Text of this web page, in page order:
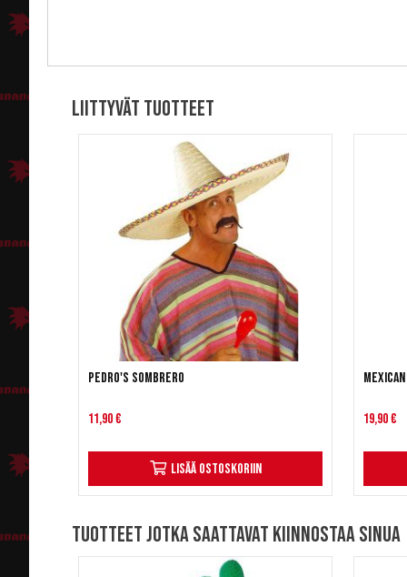
Liittyvät tuotteet
Pedro's Sombrero
11,90 €
Lisää ostoskoriin
19,90 €
Tuotteet jotka saattavat kiinnostaa sinua